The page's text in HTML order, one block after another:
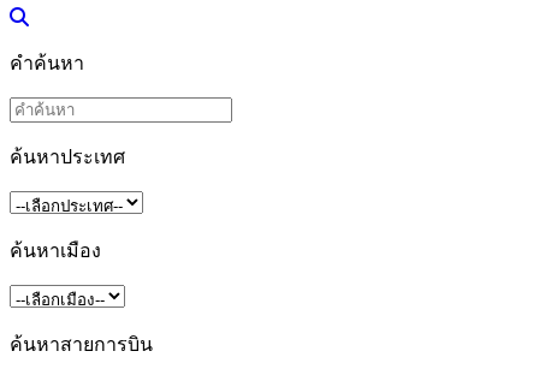
คำค้นหา
ค้นหาประเทศ
ค้นหาเมือง
ค้นหาสายการบิน